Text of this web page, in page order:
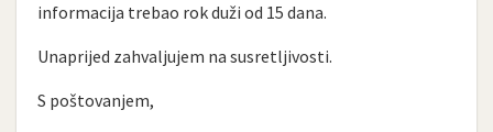
informacija trebao rok duži od 15 dana.
Unaprijed zahvaljujem na susretljivosti.
S poštovanjem,